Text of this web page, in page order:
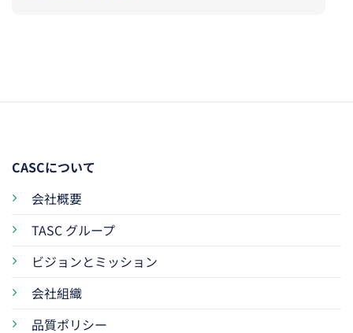
CASCについて
会社概要
TASC グループ
ビジョンとミッション
会社組織
品質ポリシー